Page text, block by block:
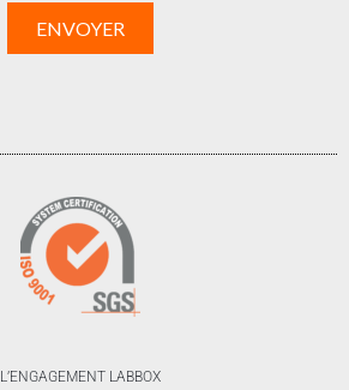
L’ENGAGEMENT LABBOX